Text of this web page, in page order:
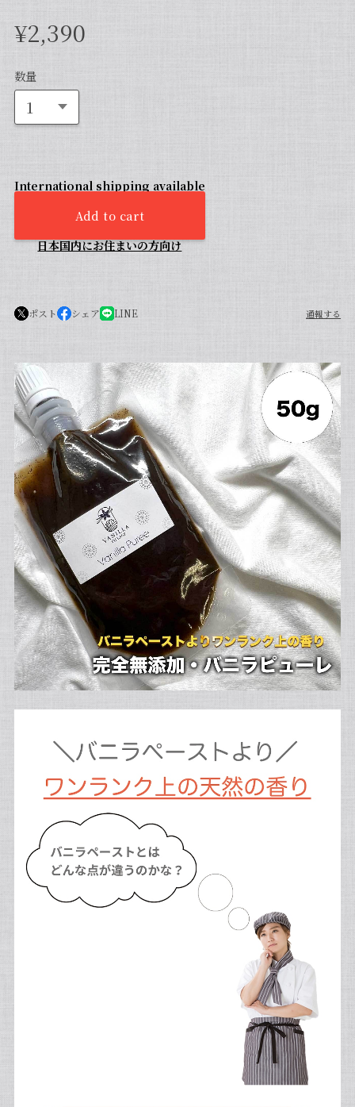
¥2,390
数量
International shipping available
Add to cart
日本国内にお住まいの方向け
ポスト シェア LINE 通報する